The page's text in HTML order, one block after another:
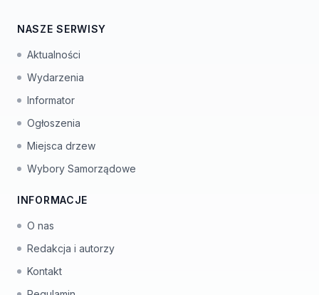
NASZE SERWISY
Aktualności
Wydarzenia
Informator
Ogłoszenia
Miejsca drzew
Wybory Samorządowe
INFORMACJE
O nas
Redakcja i autorzy
Kontakt